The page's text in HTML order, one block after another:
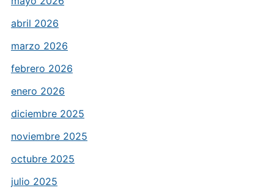
abril 2026
marzo 2026
febrero 2026
enero 2026
diciembre 2025
noviembre 2025
octubre 2025
julio 2025